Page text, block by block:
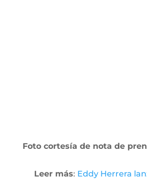
Foto cortesía de nota de
Leer más: Eddy Herrera